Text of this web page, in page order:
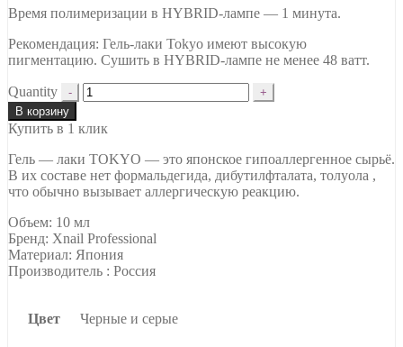
Время полимеризации в HYBRID-лампе — 1 минута.
Рекомендация: Гель-лаки Tokyo имеют высокую
пигментацию. Сушить в HYBRID-лампе не менее 48 ватт.
Quantity
В корзину
Купить в 1 клик
Гель — лаки TOKYO — это японское гипоаллергенное сырьё.
В их составе нет формальдегида, дибутилфталата, толуола ,
что обычно вызывает аллергическую реакцию.
Объем: 10 мл
Бренд: Xnail Professional
Материал: Япония
Производитель : Россия
Цвет Черные и серые